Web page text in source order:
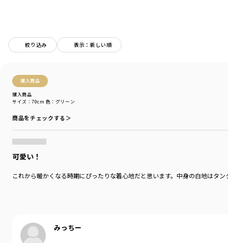
絞り込み 表示：新しい順
購入商品
購入商品
サイズ：70cm 色：グリーン
商品をチェックする＞
可愛い！
これから暖かくなる時期にぴったりな着心地だと思います。中身の白地はタ
みっちー